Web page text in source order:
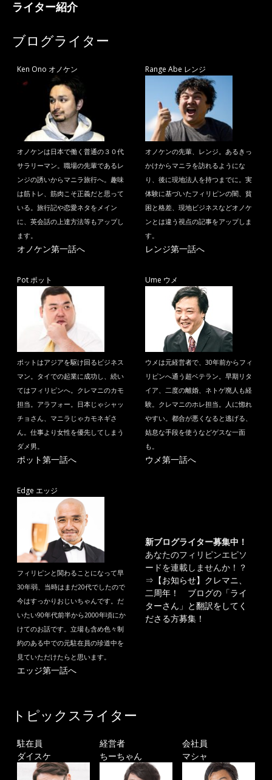
ライター紹介
ブログライター
Ken Ono オノケン
オノケンは日本で働く普通の３０代
サラリーマン。職場の先輩であるレ
ンジの誘いからマニラ旅行へ。趣味
は筋トレ、筋肉こそ正義だと思って
いる。旅行記や恋愛ネタをメイン
に、英会話の上達方法等もアップし
ます。
オノケン第一話へ
Range Abe レンジ
オノケンの先輩、レンジ。あるきっ
かけからマニラを訪れるようにな
り、後に現地法人を持つまでに。実
体験に基づいたフィリピンの闇、貧
困と格差、現地ビジネスなどオノケ
ンとは違う視点の記事をアップしま
す。
レンジ第一話へ
Pot ポット
ポットはアジアを駆け回るビジネス
マン。タイでの起業に成功し、続い
てはフィリピンへ。クレマニのカモ
担当。アラフォー。日本じゃシャッ
チョさん、マニラじゃカモネギさ
ん。仕事より女性を優先してしまう
ダメ男。
ポット第一話へ
Ume ウメ
ウメは元経営者で、30年前からフィ
リピンへ通う超ベテラン。早期リタ
イア、二度の離婚、ネトゲ廃人も経
験。クレマニのホレ担当。人に惚れ
やすい。都合が悪くなると逃げる、
姑息な手段を使うなどゲスな一面
も。
ウメ第一話へ
Edge エッジ
フィリピンと関わることになって早
30年弱、当時はまだ20代でしたので
今はすっかりおじいちゃんです。だ
いたい90年代前半から2000年頃にか
けてのお話です。立場も含め色々制
約のある中での元駐在員の珍道中を
見ていただけたらと思います。
エッジ第一話へ
新ブログライター募集中！
あなたのフィリピンエピソ
ードを連載しませんか！？
⇒ 【お知らせ】クレマニ、
二周年！ ブログの「ライ
ターさん」と翻訳をしてく
ださる方募集！
トピックスライター
駐在員
ダイスケ
経営者
ちーちゃん
会社員
マシャ